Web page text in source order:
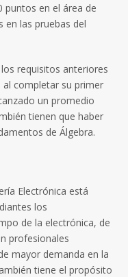
puntos en el área de
en las pruebas del
requisitos anteriores
completar su primer
un promedio
tienen que haber
de Álgebra.
Electrónica está
los
de la electrónica, de
profesionales
mayor demanda en la
tiene el propósito